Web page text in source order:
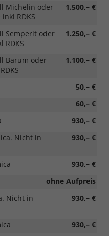
1.500,– €
Michelin oder
RDKS
1.250,– €
Semperit oder
RDKS
1.100,– €
Barum oder
50,– €
60,– €
930,– €
930,– €
Nicht in
930,– €
ohne Aufpreis
930,– €
Nicht in
930,– €